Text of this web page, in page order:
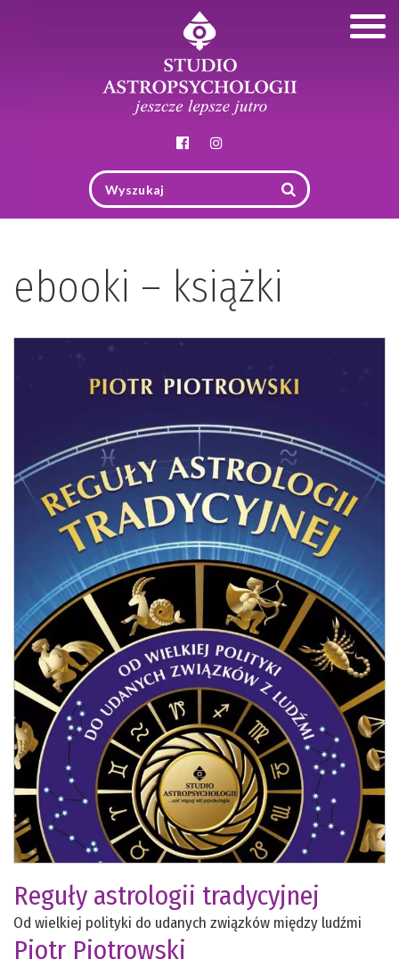
ebooki – książki
Reguły astrologii tradycyjnej
Od wielkiej polityki do udanych związków między ludźmi
Piotr Piotrowski